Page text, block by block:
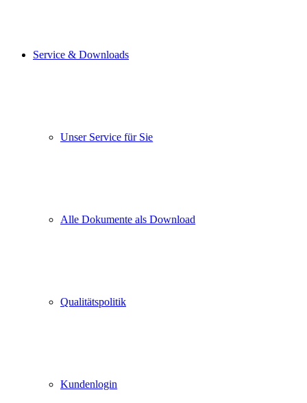
Service & Downloads
Unser Service für Sie
Alle Dokumente als Download
Qualitätspolitik
Kundenlogin
Ich stimme zu, dass meine Angaben aus dem Kontaktformular zur
Beantwortung meiner Anfrage erhoben und verarbeitet werden. Die Daten